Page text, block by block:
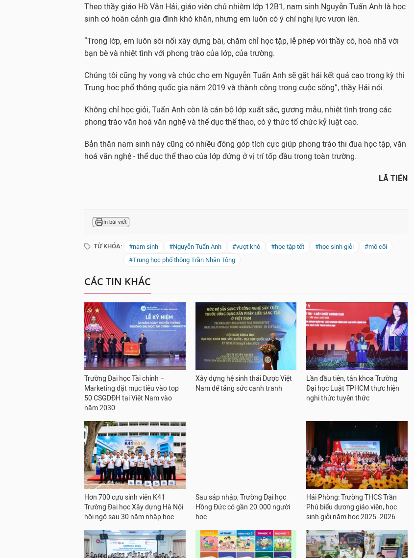
Theo thầy giáo Hồ Văn Hải, giáo viên chủ nhiệm lớp 12B1, nam sinh Nguyễn Tuấn Anh là học
sinh có hoàn cảnh gia đình khó khăn, nhưng em luôn có ý chí nghị lực vươn lên.
“Trong lớp, em luôn sôi nổi xây dựng bài, chăm chỉ học tập, lễ phép với thầy cô, hoà nhã với
bạn bè và nhiệt tình với phong trào của lớp, của trường.
Chúng tôi cũng hy vọng và chúc cho em Nguyễn Tuấn Anh sẽ gặt hái kết quả cao trong kỳ thi
Trung học phổ thông quốc gia năm 2019 và thành công trong cuộc sống”, thầy Hải nói.
Không chỉ học giỏi, Tuấn Anh còn là cán bộ lớp xuất sắc, gương mẫu, nhiệt tình trong các
phong trào văn hoá văn nghệ và thể dục thể thao, có ý thức tổ chức kỷ luật cao.
Bản thân nam sinh này cũng có nhiều đóng góp tích cực giúp phong trào thi đua học tập, văn
hoá văn nghệ - thể dục thể thao của lớp đứng ở vị trí tốp đầu trong toàn trường.
LÃ TIẾN
In bài viết
TỪ KHÓA: #nam sinh #Nguyễn Tuấn Anh #vượt khó #học tập tốt #học sinh giỏi
#mồ côi
#Trung học phổ thông Trần Nhân Tông
CÁC TIN KHÁC
Trường Đại học Tài chính –
Marketing đặt mục tiêu vào top
50 CSGDĐH tại Việt Nam vào
năm 2030
Xây dựng hệ sinh thái Dược Việt
Nam để tăng sức cạnh tranh
Lần đầu tiên, tân khoa Trường
Đại học Luật TPHCM thực hiện
nghi thức tuyên thức
Hơn 700 cựu sinh viên K41
Trường Đại học Xây dựng Hà Nội
hội ngộ sau 30 năm nhập học
Sau sáp nhập, Trường Đại học
Hồng Đức có gần 20.000 người
học
Hải Phòng: Trường THCS Trần
Phú biểu dương giáo viên, học
sinh giỏi năm học 2025 -2026